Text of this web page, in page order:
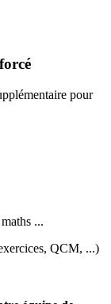
pour
...
QCM, ...)